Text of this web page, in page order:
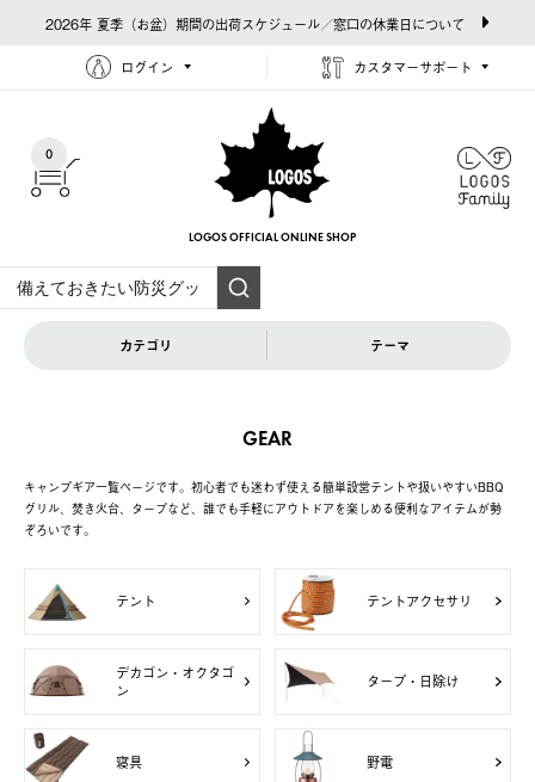
2026年 夏季（お盆）期間の出荷スケジュール／窓口の休業日について
ログイン カスタマーサポート
0
LOGOS OFFICIAL ONLINE SHOP
カテゴリ テーマ
GEAR
キャンプギア一覧ページです。初心者でも迷わず使える簡単設営テントや扱いやすいBBQ
グリル、焚き火台、タープなど、誰でも手軽にアウトドアを楽しめる便利なアイテムが勢
ぞろいです。
テント テントアクセサリ
デカゴン・オクタゴ
ン
タープ・日除け
寝具 野電